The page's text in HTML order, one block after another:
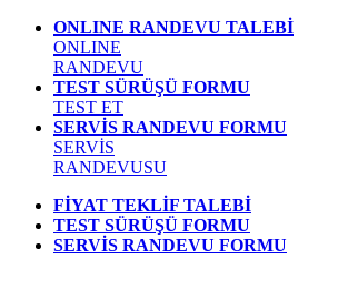
ONLINE RANDEVU TALEBİ
ONLINE
RANDEVU
TEST SÜRÜŞÜ FORMU
TEST ET
SERVİS RANDEVU FORMU
SERVİS
RANDEVUSU
FİYAT TEKLİF TALEBİ
TEST SÜRÜŞÜ FORMU
SERVİS RANDEVU FORMU